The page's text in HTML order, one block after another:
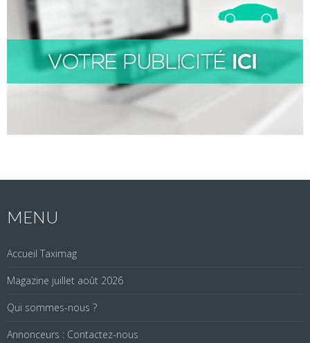
MENU
Accueil Taximag
Magazine juillet août 2026
Qui sommes-nous ?
Annonceurs : Contactez-nous